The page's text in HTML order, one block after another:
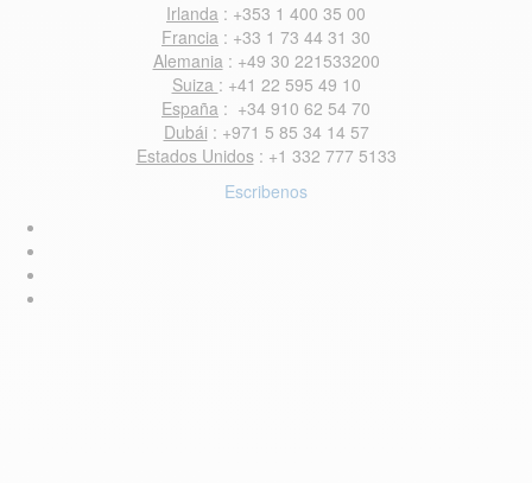
Irlanda : +353 1 400 35 00
Francia : +33 1 73 44 31 30
Alemania: +49 30 221533200
Suiza : +41 22 595 49 10
España : +34 910 62 54 70
Dubái: +971 5 85 34 14 57
Estados Unidos: +1 332 777 5133
Escribenos